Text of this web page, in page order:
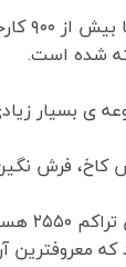
کاشان با داشتن
شده است.
ی بسیار
کاخ، فرش